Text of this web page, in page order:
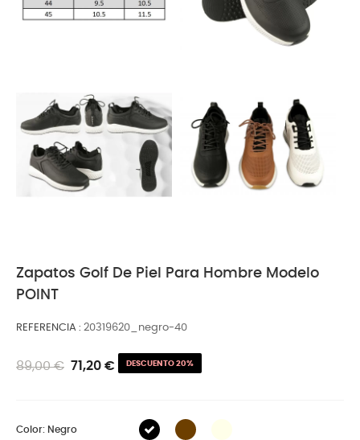
Zapatos Golf De Piel Para Hombre Modelo
POINT
REFERENCIA 20319620_negro-40
89,00 € 71,20 € DESCUENTO 20%
Color: Negro